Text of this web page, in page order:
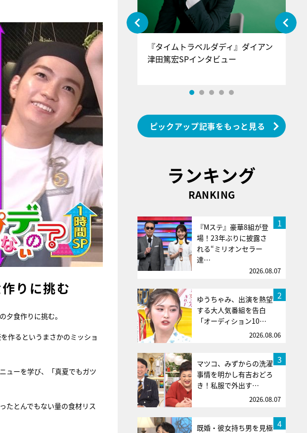
りに挑む
食作りに挑む。
作るというまさかのミッショ
ューを学び、「真夏でもガツ
たとんでもない量の食材リス
『アイ＝ラブ！げーみんぐ』＝LOV
E齋藤樹愛羅＆佐々木舞香SPインタ
ビュー
『タイムトラベルダディ』ダイアン
津田篤宏SPインタビュー
ピックアップ記事をもっと見る
ランキング
RANKING
1
『Mステ』豪華8組が登
場！23年ぶりに披露さ
れる“ミリオンセラー
達…
2026.08.07
2
ゆうちゃみ、出演を熱望
する大人気番組を告白
「オーディション10…
2026.08.06
3
マツコ、みずからの洗濯
事情を明かし有吉おどろ
き！私服で外出す…
2026.08.07
4
既婚・彼女持ち男を見極